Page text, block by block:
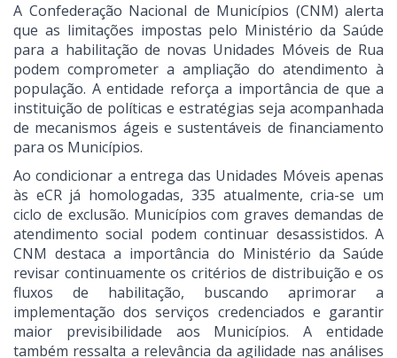
A Confederação Nacional de Municípios (CNM) alerta
que as limitações impostas pelo Ministério da Saúde
para a habilitação de novas Unidades Móveis de Rua
podem comprometer a ampliação do atendimento à
população. A entidade reforça a importância de que a
instituição de políticas e estratégias seja acompanhada
de mecanismos ágeis e sustentáveis de financiamento
para os Municípios.
Ao condicionar a entrega das Unidades Móveis apenas
às eCR já homologadas, 335 atualmente, cria-se um
ciclo de exclusão. Municípios com graves demandas de
atendimento social podem continuar desassistidos. A
CNM destaca a importância do Ministério da Saúde
revisar continuamente os critérios de distribuição e os
fluxos de habilitação, buscando aprimorar a
implementação dos serviços credenciados e garantir
maior previsibilidade aos Municípios. A entidade
também ressalta a relevância da agilidade nas análises